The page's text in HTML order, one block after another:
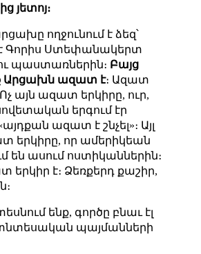
յետոյ։
ողջունում է ձեզ՝
Գորիս Ստեփանակերտ
պաստառներին։ Բայց
Արցախն ազատ է։ Ազատ
Ոչ այն ազատ երկիրը, ուր,
երգում էր
ազատ է շնչել»։ Այլ
երկիրը, որ ամերիկեան
են ասում ոստիկաններին։
է։ Ձեռքերդ քաշիր,
ենք, գործը բնաւ էլ
պայմանների